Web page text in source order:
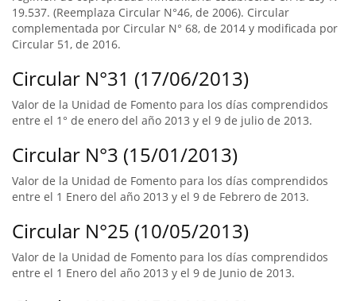
19.537. (Reemplaza Circular N°46, de 2006). Circular
complementada por Circular N° 68, de 2014 y modificada por
Circular 51, de 2016.
Circular N°31 (17/06/2013)
Valor de la Unidad de Fomento para los días comprendidos
entre el 1° de enero del año 2013 y el 9 de julio de 2013.
Circular N°3 (15/01/2013)
Valor de la Unidad de Fomento para los días comprendidos
entre el 1 Enero del año 2013 y el 9 de Febrero de 2013.
Circular N°25 (10/05/2013)
Valor de la Unidad de Fomento para los días comprendidos
entre el 1 Enero del año 2013 y el 9 de Junio de 2013.